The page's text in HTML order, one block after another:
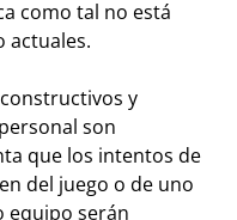
como tal no está
actuales.
y
son
que los intentos de
del juego o de uno
equipo serán